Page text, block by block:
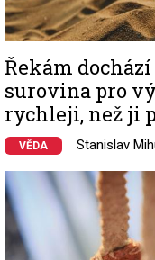
Řekám
surovina pro
rychleji, než ji
VĚDA Stanislav
Image